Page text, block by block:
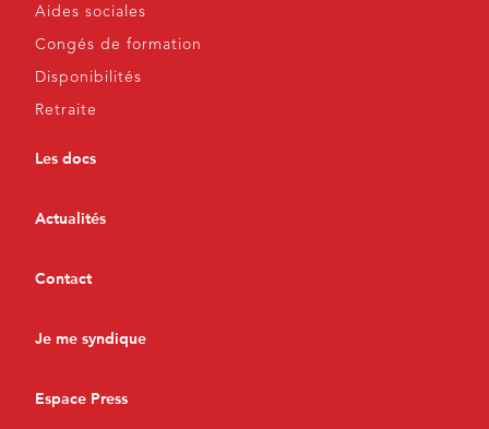
Aides sociales
Congés de formation
Disponibilités
Retraite
Les docs
Actualités
Contact
Je me syndique
Espace Press